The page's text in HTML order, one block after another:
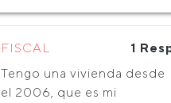
FISCAL
1
Tengo una vivienda desde
el 2006, que es mi